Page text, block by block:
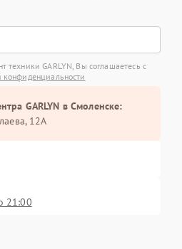
техники GARLYN, Вы соглашаетесь с
GARLYN в Смоленске:
12А
21:00